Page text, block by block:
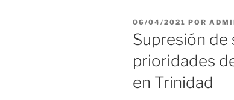
PUBLICADO
06/04/2021 POR
Supresión de
prioridades
en Trinidad